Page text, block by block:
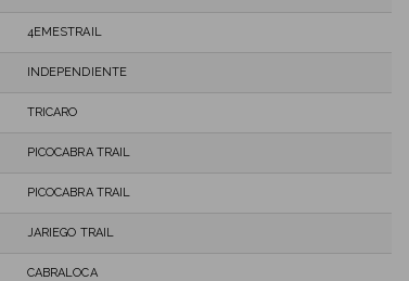
4EMESTRAIL
INDEPENDIENTE
TRICARO
PICOCABRA TRAIL
PICOCABRA TRAIL
JARIEGO TRAIL
CABRALOCA